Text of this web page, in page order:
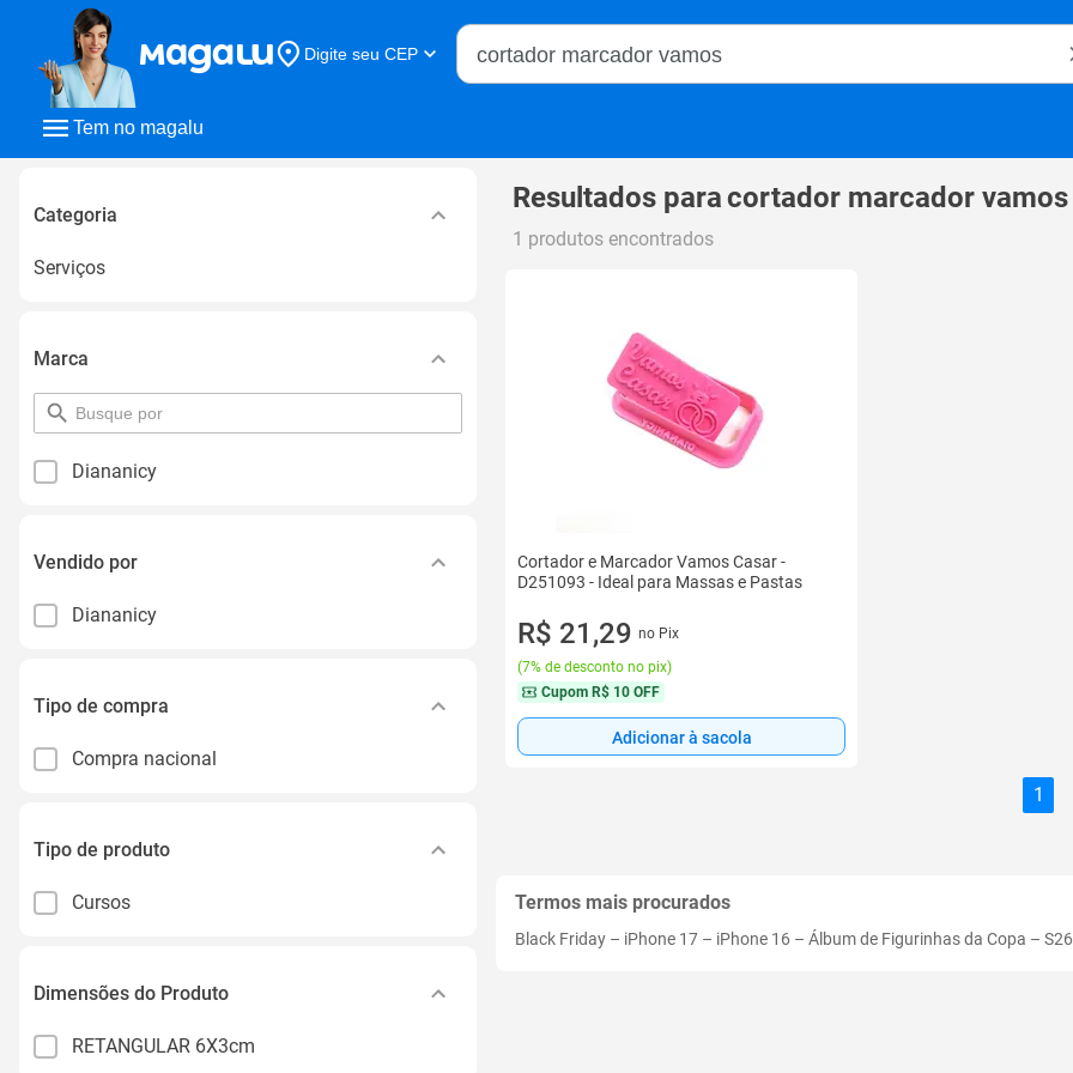
Tem no magalu
Digite seu CEP
Buscar no Magalu
Categoria
Serviços
Marca
pesquisar
por
Diananicy
Vendido por
Diananicy
Tipo de compra
Compra nacional
Tipo de produto
Cursos
Dimensões do Produto
RETANGULAR 6X3cm
Resultados paracortador marcador vamos
1 produtos encontrados
Cortador e Marcador Vamos Casar -
D251093 - Ideal para Massas e Pastas
R$ 21,29 no Pix
(7% de desconto no pix)
Cupom R$ 10 OFF
Adicionar à sacola
1
Termos mais procurados
Black Friday – iPhone 17 – iPhone 16 – Álbum de Figurinhas da Copa – S26